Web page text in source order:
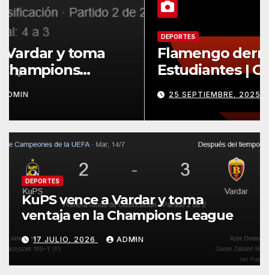
DEPORTES
KuPS vence a Vardar y toma
ventaja en la Champions
DEPORTES
KuPS vence a Vardar y toma
ventaja en la Champions League
17 JULIO, 2026 ADMIN